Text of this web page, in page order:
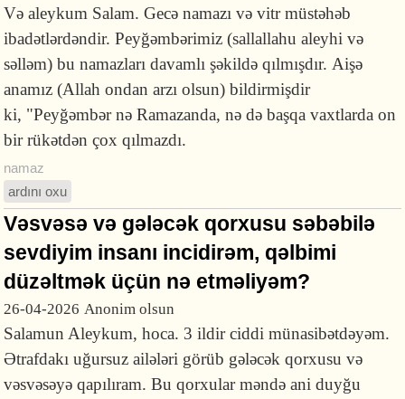
Və aleykum Salam. Gecə namazı və vitr müstəhəb
ibadətlərdəndir. Peyğəmbərimiz (sallallahu aleyhi və
səlləm) bu namazları davamlı şəkildə qılmışdır. Aişə
anamız (Allah ondan arzı olsun) bildirmişdir
ki, "Peyğəmbər nə Ramazanda, nə də başqa vaxtlarda on
bir rükətdən çox qılmazdı.
namaz
ardını oxu
Vəsvəsə və gələcək qorxusu səbəbilə
sevdiyim insanı incidirəm, qəlbimi
düzəltmək üçün nə etməliyəm?
26-04-2026 Anonim olsun
Salamun Aleykum, hoca. 3 ildir ciddi münasibətdəyəm.
Ətrafdakı uğursuz ailələri görüb gələcək qorxusu və
vəsvəsəyə qapılıram. Bu qorxular məndə ani duyğu